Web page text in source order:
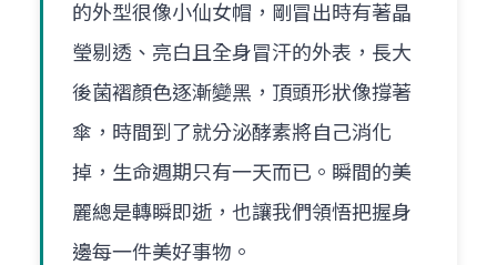
的外型很像小仙女帽，剛冒出時有著晶
瑩剔透、亮白且全身冒汗的外表，長大
後菌褶顏色逐漸變黑，頂頭形狀像撐著
傘，時間到了就分泌酵素將自己消化
掉，生命週期只有一天而已。瞬間的美
麗總是轉瞬即逝，也讓我們領悟把握身
邊每一件美好事物。